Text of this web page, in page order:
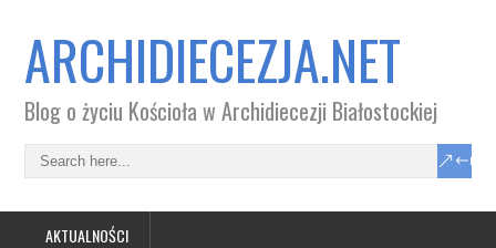
ARCHIDIECEZJA.NET
Blog o życiu Kościoła w Archidiecezji Białostockiej
AKTUALNOŚCI